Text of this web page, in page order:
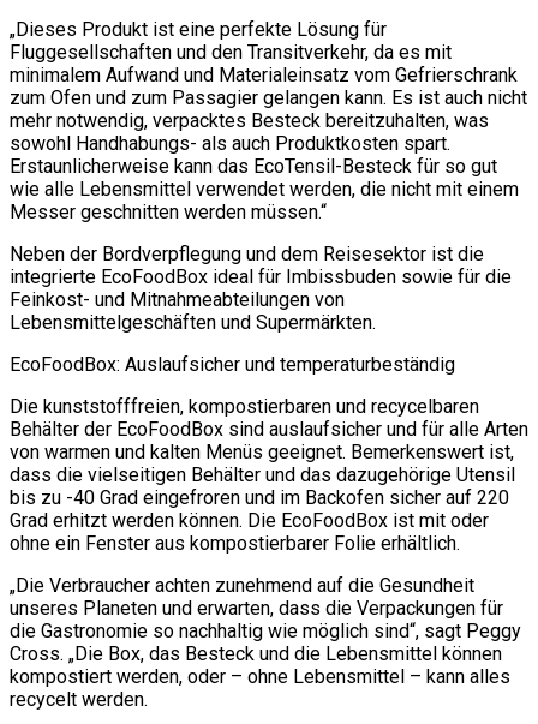
„Dieses Produkt ist eine perfekte Lösung für
Fluggesellschaften und den Transitverkehr, da es mit
minimalem Aufwand und Materialeinsatz vom Gefrierschrank
zum Ofen und zum Passagier gelangen kann. Es ist auch nicht
mehr notwendig, verpacktes Besteck bereitzuhalten, was
sowohl Handhabungs- als auch Produktkosten spart.
Erstaunlicherweise kann das EcoTensil-Besteck für so gut
wie alle Lebensmittel verwendet werden, die nicht mit einem
Messer geschnitten werden müssen.“
Neben der Bordverpflegung und dem Reisesektor ist die
integrierte EcoFoodBox ideal für Imbissbuden sowie für die
Feinkost- und Mitnahmeabteilungen von
Lebensmittelgeschäften und Supermärkten.
EcoFoodBox: Auslaufsicher und temperaturbeständig
Die kunststofffreien, kompostierbaren und recycelbaren
Behälter der EcoFoodBox sind auslaufsicher und für alle Arten
von warmen und kalten Menüs geeignet. Bemerkenswert ist,
dass die vielseitigen Behälter und das dazugehörige Utensil
bis zu -40 Grad eingefroren und im Backofen sicher auf 220
Grad erhitzt werden können. Die EcoFoodBox ist mit oder
ohne ein Fenster aus kompostierbarer Folie erhältlich.
„Die Verbraucher achten zunehmend auf die Gesundheit
unseres Planeten und erwarten, dass die Verpackungen für
die Gastronomie so nachhaltig wie möglich sind“, sagt Peggy
Cross. „Die Box, das Besteck und die Lebensmittel können
kompostiert werden, oder – ohne Lebensmittel – kann alles
recycelt werden.